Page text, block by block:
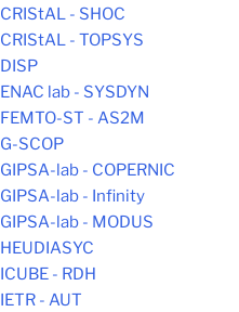
CRIStAL - SHOC
CRIStAL - TOPSYS
DISP
ENAC lab - SYSDYN
FEMTO-ST - AS2M
G-SCOP
GIPSA-lab - COPERNIC
GIPSA-lab - Infinity
GIPSA-lab - MODUS
HEUDIASYC
ICUBE - RDH
IETR - AUT